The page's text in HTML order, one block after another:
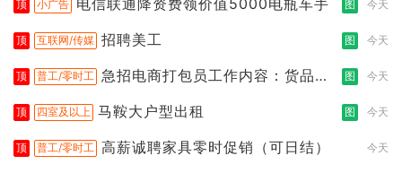
顶 小广告 电信联通降资费领价值5000电瓶车手 图 今天
顶 互联网/传媒 招聘美工 图 今天
顶 普工/零时工 急招电商打包员工作内容：货品分
图 今天
顶 四室及以上 马鞍大户型出租 图 今天
顶 普工/零时工 高薪诚聘家具零时促销（可日结） 今天